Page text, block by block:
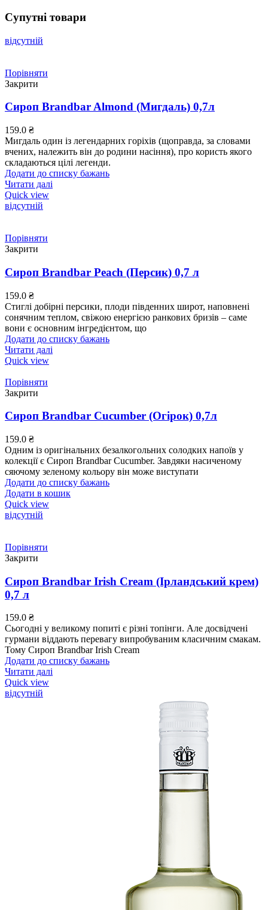
Супутні товари
відсутній
Порівняти
Закрити
Сироп Brandbar Almond (Мигдаль) 0,7л
159.0 ₴
Мигдаль один із легендарних горіхів (щоправда, за словами
вчених, належить він до родини насіння), про користь якого
складаються цілі легенди.
Додати до списку бажань
Читати далі
Quick view
відсутній
Порівняти
Закрити
Сироп Brandbar Peach (Персик) 0,7 л
159.0 ₴
Стиглі добірні персики, плоди південних широт, наповнені
сонячним теплом, свіжою енергією ранкових бризів – саме
вони є основним інгредієнтом, що
Додати до списку бажань
Читати далі
Quick view
Порівняти
Закрити
Сироп Brandbar Cucumber (Огірок) 0,7л
159.0 ₴
Одним із оригінальних безалкогольних солодких напоїв у
колекції є Сироп Brandbar Cucumber. Завдяки насиченому
сяючому зеленому кольору він може виступати
Додати до списку бажань
Додати в кошик
Quick view
відсутній
Порівняти
Закрити
Сироп Brandbar Irish Cream (Ірландський крем)
0,7 л
159.0 ₴
Сьогодні у великому попиті є різні топінги. Але досвідчені
гурмани віддають перевагу випробуваним класичним смакам.
Тому Сироп Brandbar Irish Cream
Додати до списку бажань
Читати далі
Quick view
відсутній